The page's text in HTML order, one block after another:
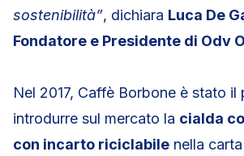
sostenibilità”, dichiara Luca De
Fondatore e Presidente di Odv
Nel 2017, Caffè Borbone è stato il
introdurre sul mercato la cialda
con incarto riciclabile nella